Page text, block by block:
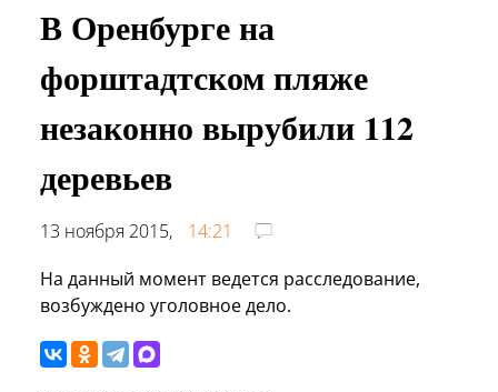
В Оренбурге на
форштадтском пляже
незаконно вырубили 112
деревьев
13 ноября 2015,
14:21
На данный момент ведется расследование,
возбуждено уголовное дело.